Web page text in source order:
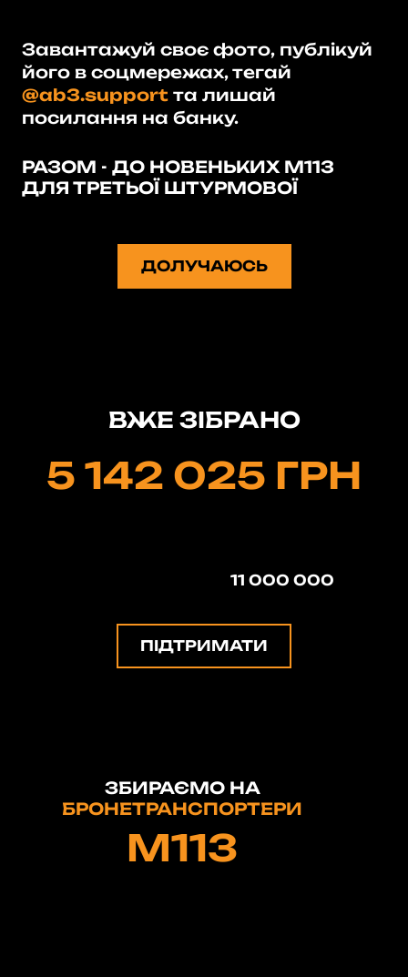
Завантажуй своє фото, публікуй
його в соцмережах, тегай
@ab3.support та лишай
посилання на банку.
РАЗОМ - ДО НОВЕНЬКИХ М113
ДЛЯ ТРЕТЬОЇ ШТУРМОВОЇ
ДОЛУЧАЮСЬ
ВЖЕ ЗІБРАНО
5 142 025 ГРН
ПІДТРИМАТИ
11 000 000
М113
ЗБИРАЄМО НА
БРОНЕТРАНСПОРТЕРИ